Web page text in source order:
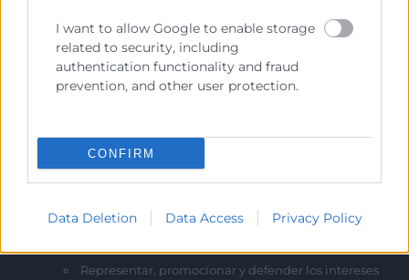
I want to allow Google to enable storage
related to security, including
authentication functionality and fraud
prevention, and other user protection.
CONFIRM
Data Deletion Data Access Privacy Policy
Cámara València es una corporación de derecho público,
Representar, promocionar y defender los intereses